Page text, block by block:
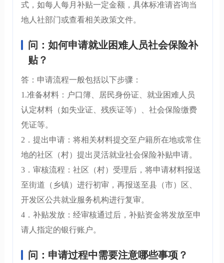
式，如每人每月补贴一定金额，具体标准请咨询当
地人社部门或查看相关政策文件。
问：如何申请就业困难人员社会保险补
贴？
答：申请流程一般包括以下步骤：
1.准备材料：户口簿、居民身份证、就业困难人员
认定材料（如失业证、残疾证等）、社会保险缴费
凭证等。
2．提出申请：将相关材料提交至户籍所在地或常住
地的社区（村）提出灵活就业社会保险补贴申请。
3．审核流程：社区（村）受理后，将申请材料报送
至街道（乡镇）进行初审，再报送至县（市）区、
开发区公共就业服务机构进行复审。
4．补贴发放：经审核通过后，补贴资金将发放至申
请人指定的银行账户。
问：申请过程中需要注意哪些事项？